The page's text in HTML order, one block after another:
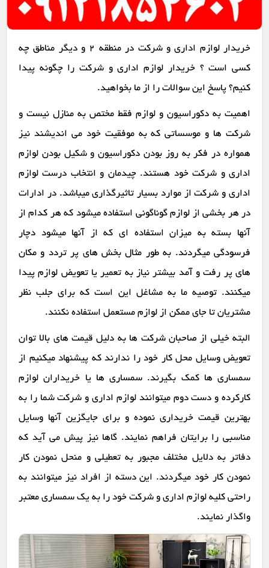
خریدار لوازم اداری و شرکت در منطقه 2 و دیگر مناطق چه
کسی است ؟ خریدار لوازم اداری و شرکت را چگونه پیدا
کنیم؟ پاسخ این سوالات را از ما بخواهید.
اهمیت به دکوراسیون و لوازم فقط مختص به منازل نیست و
شرکت ها و موسساتی که به موفقیت خود می اندیشند نیز
همواره در فکر به روز بودن دکوراسیون و شکیل بودن لوازم
اداری و شرکت خود هستند. چیدمان و انتخاب درست لوازم
اداری و شرکت از موارد بسیار تاثیرگذاری میباشد. در ادارات
در هر بخشی از لوازم گوناگونی استفاده میشود که هر کدام از
آنها بسته به میزان استفاده ای که از آنها میشود دچار
فرسودگی میگردند. به طور مثال بخش های پر تردد و مکان
های پر رفت و آمد بیشتر نیاز به تعمیر یا تعویض لوازم پیدا
میکنند. توصیه ما به مشاغل این است که برای جلب نظر
مشتریان تا جای ممکن از لوازم مستعمل استفاده نکنند.
البته خیلی از صاحبان شرکت ها به دلیل قیمت های بالا توان
تعویض وسایل محل کار خود را ندارند که پیشنهاد میکنیم از
سمساری ها کمک بگیرند. سمساری ها یا خریداران لوازم
کارکرده و دست دوم میتوانند لوازم اداری و شرکت شما را به
بهترین قیمت خریداری نموده و برای جایگزین آنها وسایل
مناسبی را برایتان فراهم نمایند. گاها نیز پیش می آید که
دفاتر به دلایل مختلف مجبور به تعطیلی و منحل نمودن کار
نمودن کار خود میگردند. این دسته از افراد نیز میتوانند به
راحتی کلیه لوازم اداری و شرکت خود را به یک سمساری معتبر
واگذار نمایند.